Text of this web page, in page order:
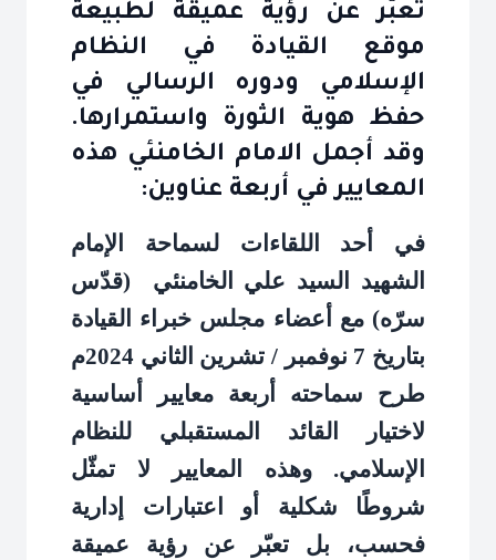
تعبّر عن رؤية عميقة لطبيعة
موقع القيادة في النظام
الإسلامي ودوره الرسالي في
حفظ هوية الثورة واستمرارها.
وقد أجمل الامام الخامنئي هذه
المعايير في أربعة عناوين:
في أحد اللقاءات لسماحة الإمام
الشهيد السيد علي الخامنئي (قدّس
سرّه) مع أعضاء مجلس خبراء القيادة
بتاريخ 7 نوفمبر / تشرين الثاني 2024م
طرح سماحته أربعة معايير أساسية
لاختيار القائد المستقبلي للنظام
الإسلامي. وهذه المعايير لا تمثّل
شروطًا شكلية أو اعتبارات إدارية
فحسب، بل تعبّر عن رؤية عميقة